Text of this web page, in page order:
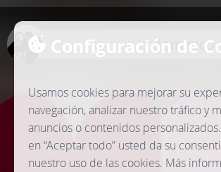
Configuración de
Usamos cookies para mejorar su
navegación, analizar nuestro tráfico y
anuncios o contenidos
en “Aceptar todo” usted da su
nuestro uso de las cookies. Más
ser fraile dominico